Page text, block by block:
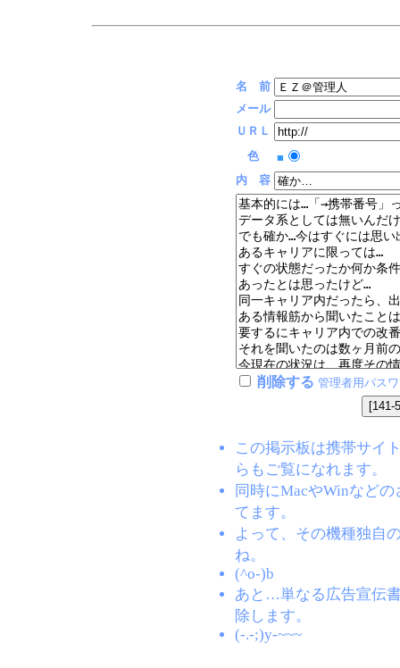
名 前
メール
ＵＲＬ
色
■
内 容
削除する 管理者用パス
この掲示板は携帯サイ
らもご覧になれます。
同時にMacやWinなど
てます。
よって、その機種独自
ね。
(^o-)b
あと…単なる広告宣伝
除します。
(-.-;)y-~~~